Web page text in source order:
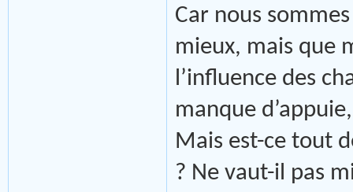
Car nous
mieux, mais que
l’influence des
manque
Mais est-ce tout
? Ne vaut-il pas